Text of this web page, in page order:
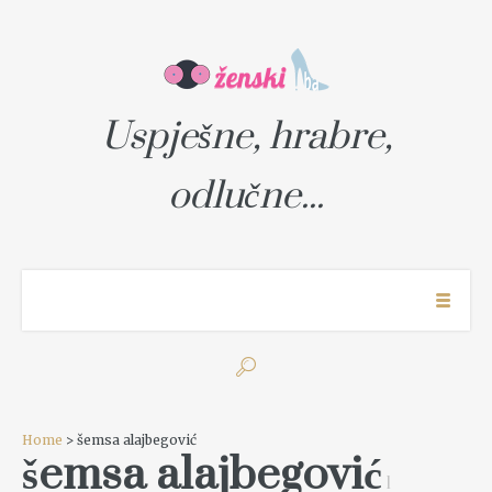
Uspješne, hrabre,
odlučne...
Home > šemsa alajbegović
šemsa alajbegović 1